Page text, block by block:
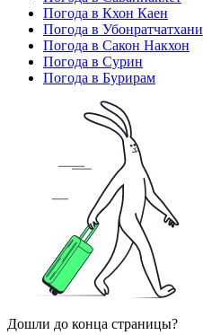
Погода в Кхон Каен
Погода в Убонратчатхани
Погода в Сакон Накхон
Погода в Сурин
Погода в Бурирам
Дошли до конца страницы?